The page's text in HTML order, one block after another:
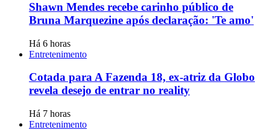
Shawn Mendes recebe carinho público de
Bruna Marquezine após declaração: 'Te amo'
Há 6 horas
Entretenimento
Cotada para A Fazenda 18, ex-atriz da Globo
revela desejo de entrar no reality
Há 7 horas
Entretenimento